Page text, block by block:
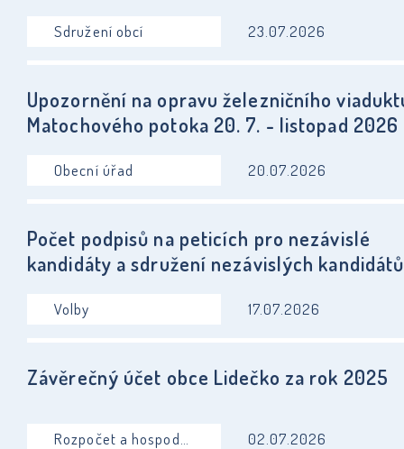
1/2024
Sdružení obcí 23.07.2026
Upozornění na opravu železničního
Matochového potoka 20. 7. - listopad 2026
Obecní úřad 20.07.2026
Počet podpisů na peticích pro nezávislé
kandidáty a sdružení nezávislých kandidátů
dnech 9. a 10. 10. 2026
Volby 17.07.2026
Závěrečný účet obce Lidečko za rok 2025
02.07.2026